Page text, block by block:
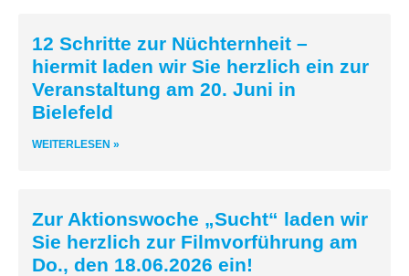
12 Schritte zur Nüchternheit –
hiermit laden wir Sie herzlich ein zur
Veranstaltung am 20. Juni in
Bielefeld
WEITERLESEN »
Zur Aktionswoche „Sucht“ laden wir
Sie herzlich zur Filmvorführung am
Do., den 18.06.2026 ein!